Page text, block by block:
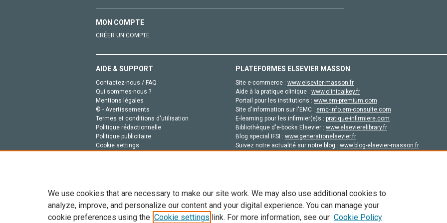
MON COMPTE
CRÉER UN COMPTE
AIDE & SUPPORT
Contactez-nous / FAQ
Qui sommes-nous ?
Mentions légales
© - Avertissements
Termes et conditions d'utilisation
Politique rédactionnelle
Politique publicitaire
Cookie settings
PLATEFORMES ELSEVIER MASSON
Site e-commerce : www.elsevier-masson.fr
Aide à la pratique clinique : www.clinicalkey.fr
Portail pour les institutions : www.em-premium.com
Site d'information sur l'EMC : emc-info.em-consulte.com
E-learning pour les infirmier(e)s : pratique-infirmiere.com
Bibliothèque d'e-books Elsevier : www.elsevierelibrary.fr
Blog special IFSI : www.generationelsevier.fr
Suivez notre actualité sur notre blog : www.blog-elsevier-masson.fr
Tout le contenu de ce site: Copyright © 2026 Elsevier, ses concédants de licence et ses contributeurs. Tout les droits sont réservés,
We use cookies that are necessary to make our site work. We may also use additional cookies to
analyze, improve, and personalize our content and your digital experience. You can manage your
cookie preferences using the Cookie settings link. For more information, see our Cookie Policy